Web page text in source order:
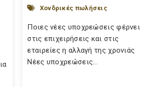
Χονδρικές πωλήσεις
Ποιες νέες υποχρεώσεις φέρνει
στις επιχειρήσεις και στις
εταιρείες η αλλαγή της χρονιάς
Νέες υποχρεώσεις...